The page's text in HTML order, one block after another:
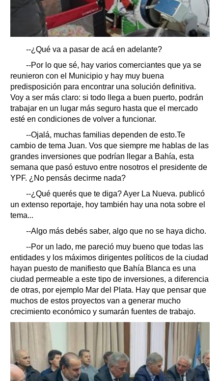
--¿Qué va a pasar de acá en adelante?
--Por lo que sé, hay varios comerciantes que ya se
reunieron con el Municipio y hay muy buena
predisposición para encontrar una solución definitiva.
Voy a ser más claro: si todo llega a buen puerto, podrán
trabajar en un lugar más seguro hasta que el mercado
esté en condiciones de volver a funcionar.
--Ojalá, muchas familias dependen de esto.Te
cambio de tema Juan. Vos que siempre me hablas de las
grandes inversiones que podrían llegar a Bahía, esta
semana que pasó estuvo entre nosotros el presidente de
YPF. ¿No pensás decirme nada?
--¿Qué querés que te diga? Ayer La Nueva. publicó
un extenso reportaje, hoy también hay una nota sobre el
tema...
--Algo más debés saber, algo que no se haya dicho.
--Por un lado, me pareció muy bueno que todas las
entidades y los máximos dirigentes políticos de la ciudad
hayan puesto de manifiesto que Bahía Blanca es una
ciudad permeable a este tipo de inversiones, a diferencia
de otras, por ejemplo Mar del Plata. Hay que pensar que
muchos de estos proyectos van a generar mucho
crecimiento económico y sumarán fuentes de trabajo.